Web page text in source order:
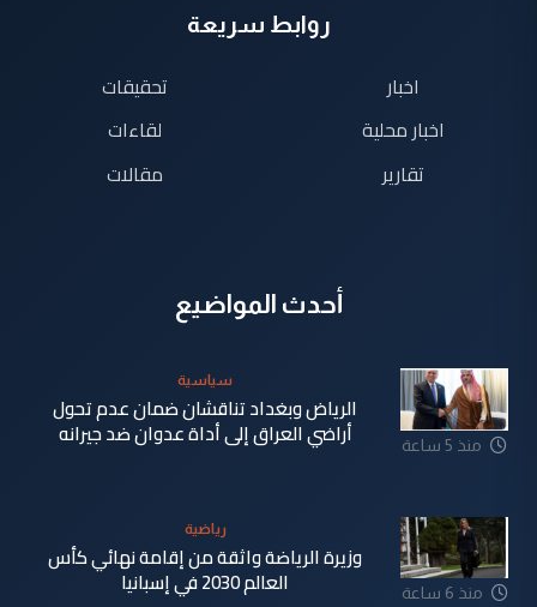
روابط سريعة
اخبار
اخبار محلية
تقارير
تحقيقات
لقاءات
مقالات
أحدث المواضيع
منذ 5 ساعة
سياسية
الرياض وبغداد تناقشان ضمان عدم تحول
أراضي العراق إلى أداة عدوان ضد جيرانه
منذ 6 ساعة
رياضية
وزيرة الرياضة واثقة من إقامة نهائي كأس
العالم 2030 في إسبانيا